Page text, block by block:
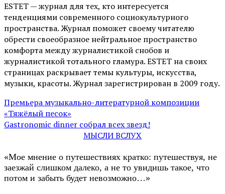
ESTET — журнал для тех, кто интересуeтся
тенденциями современного социокультурного
пространства. Журнал поможет своему читателю
обрести своеобразное нейтральное пространство
комфорта между журналистикой снобов и
журналистикой тотального гламура. ESTET на своих
страницах раскрывает темы культуры, искусства,
музыки, красоты. Журнал зарегистрирован в 2009 году.
Премьера музыкально-литературной композиции
«Тяжёлый песок»
Gastronomic dinner собрал всех звезд!
МЫСЛИ ВСЛУХ
«Мое мнение о путешествиях кратко: путешествуя, не
заезжай слишком далеко, а не то увидишь такое, что
потом и забыть будет невозможно…»